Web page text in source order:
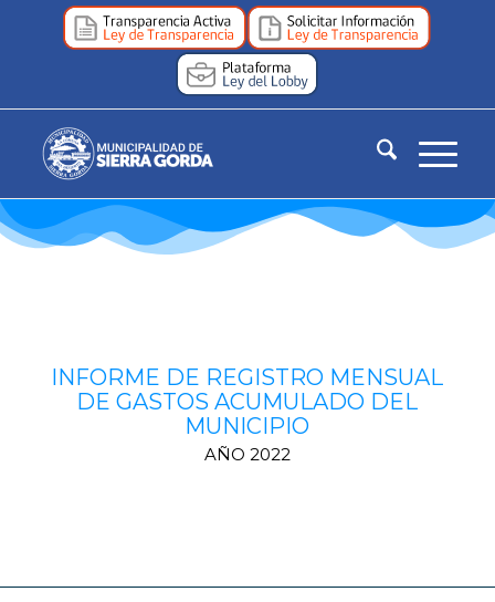
INFORME DE REGISTRO MENSUAL
DE GASTOS ACUMULADO DEL
MUNICIPIO
AÑO 2022